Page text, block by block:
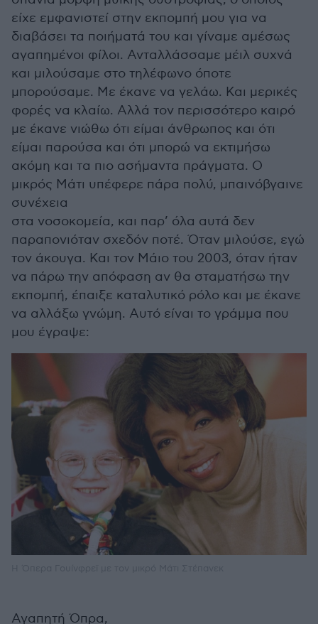
είχε εμφανιστεί στην εκπομπή μου για να
διαβάσει τα ποιήματά του και γίναμε αμέσως
αγαπημένοι φίλοι. Ανταλλάσσαμε μέιλ συχνά
και μιλούσαμε στο τηλέφωνο όποτε
μπορούσαμε. Με έκανε να γελάω. Και μερικές
φορές να κλαίω. Αλλά τον περισσότερο καιρό
με έκανε νιώθω ότι είμαι άνθρωπος και ότι
είμαι παρούσα και ότι μπορώ να εκτιμήσω
ακόμη και τα πιο ασήμαντα πράγματα. Ο
μικρός Μάτι υπέφερε πάρα πολύ, μπαινόβγαινε
συνέχεια
στα νοσοκομεία, και παρ’ όλα αυτά δεν
παραπονιόταν σχεδόν ποτέ. Όταν μιλούσε, εγώ
τον άκουγα. Και τον Μάιο του 2003, όταν ήταν
να πάρω την απόφαση αν θα σταματήσω την
εκπομπή, έπαιξε καταλυτικό ρόλο και με έκανε
να αλλάξω γνώμη. Αυτό είναι το γράμμα που
μου έγραψε:
Αγαπητή Όπρα,